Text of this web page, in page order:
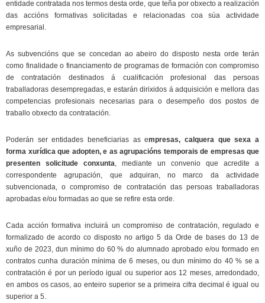
entidade contratada nos termos desta orde, que teña por obxecto a realización
das accións formativas solicitadas e relacionadas coa súa actividade
empresarial.
As subvencións que se concedan ao abeiro do disposto nesta orde terán
como finalidade o financiamento de programas de formación con compromiso
de contratación destinados á cualificación profesional das persoas
traballadoras desempregadas, e estarán dirixidos á adquisición e mellora das
competencias profesionais necesarias para o desempeño dos postos de
traballo obxecto da contratación.
Poderán ser entidades beneficiarias as empresas, calquera que sexa a
forma xurídica que adopten, e as agrupacións temporais de empresas que
presenten solicitude conxunta, mediante un convenio que acredite a
correspondente agrupación, que adquiran, no marco da actividade
subvencionada, o compromiso de contratación das persoas traballadoras
aprobadas e/ou formadas ao que se refire esta orde.
Cada acción formativa incluirá un compromiso de contratación, regulado e
formalizado de acordo co disposto no artigo 5 da Orde de bases do 13 de
xuño de 2023, dun mínimo do 60 % do alumnado aprobado e/ou formado en
contratos cunha duración mínima de 6 meses, ou dun mínimo do 40 % se a
contratación é por un período igual ou superior aos 12 meses, arredondado,
en ambos os casos, ao enteiro superior se a primeira cifra decimal é igual ou
superior a 5.